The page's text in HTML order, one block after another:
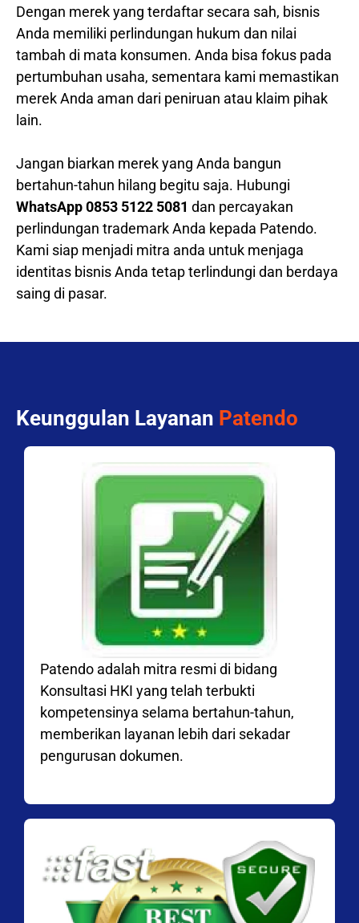
Dengan merek yang terdaftar secara sah, bisnis
Anda memiliki perlindungan hukum dan nilai
tambah di mata konsumen. Anda bisa fokus pada
pertumbuhan usaha, sementara kami memastikan
merek Anda aman dari peniruan atau klaim pihak
lain.
Jangan biarkan merek yang Anda bangun
bertahun-tahun hilang begitu saja. Hubungi
WhatsApp 0853 5122 5081 dan percayakan
perlindungan trademark Anda kepada Patendo.
Kami siap menjadi mitra anda untuk menjaga
identitas bisnis Anda tetap terlindungi dan berdaya
saing di pasar.
Keunggulan Layanan Patendo
Patendo adalah mitra resmi di bidang
Konsultasi HKI yang telah terbukti
kompetensinya selama bertahun-tahun,
memberikan layanan lebih dari sekadar
pengurusan dokumen.